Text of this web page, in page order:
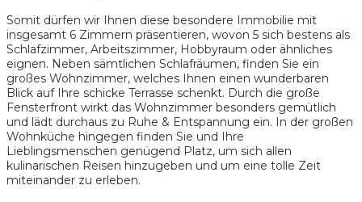
Somit dürfen wir Ihnen diese besondere Immobilie mit
insgesamt 6 Zimmern präsentieren, wovon 5 sich bestens als
Schlafzimmer, Arbeitszimmer, Hobbyraum oder ähnliches
eignen. Neben sämtlichen Schlafräumen, finden Sie ein
großes Wohnzimmer, welches Ihnen einen wunderbaren
Blick auf Ihre schicke Terrasse schenkt. Durch die große
Fensterfront wirkt das Wohnzimmer besonders gemütlich
und lädt durchaus zu Ruhe & Entspannung ein. In der großen
Wohnküche hingegen finden Sie und Ihre
Lieblingsmenschen genügend Platz, um sich allen
kulinarischen Reisen hinzugeben und um eine tolle Zeit
miteinander zu erleben.